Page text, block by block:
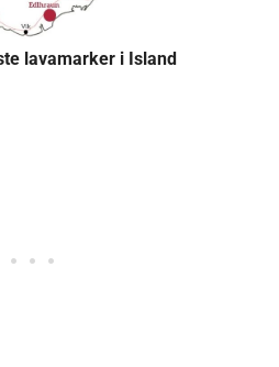
lavamarker i Island